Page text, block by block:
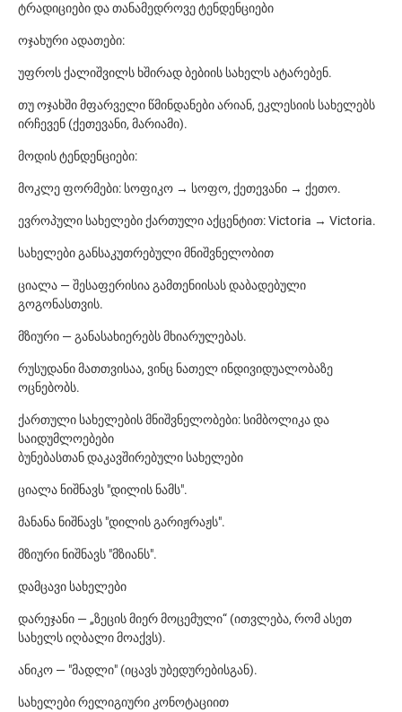
ტრადიციები და თანამედროვე ტენდენციები
ოჯახური ადათები:
უფროს ქალიშვილს ხშირად ბებიის სახელს ატარებენ.
თუ ოჯახში მფარველი წმინდანები არიან, ეკლესიის სახელებს
ირჩევენ (ქეთევანი, მარიამი).
მოდის ტენდენციები:
მოკლე ფორმები: სოფიკო → სოფო, ქეთევანი → ქეთო.
ევროპული სახელები ქართული აქცენტით: Victoria → Victoria.
სახელები განსაკუთრებული მნიშვნელობით
ციალა — შესაფერისია გამთენიისას დაბადებული
გოგონასთვის.
მზიური — განასახიერებს მხიარულებას.
რუსუდანი მათთვისაა, ვინც ნათელ ინდივიდუალობაზე
ოცნებობს.
ქართული სახელების მნიშვნელობები: სიმბოლიკა და
საიდუმლოებები
ბუნებასთან დაკავშირებული სახელები
ციალა ნიშნავს "დილის ნამს".
მანანა ნიშნავს "დილის გარიჟრაჟს".
მზიური ნიშნავს "მზიანს".
დამცავი სახელები
დარეჯანი — „ზეცის მიერ მოცემული“ (ითვლება, რომ ასეთ
სახელს იღბალი მოაქვს).
ანიკო — "მადლი" (იცავს უბედურებისგან).
სახელები რელიგიური კონოტაციით